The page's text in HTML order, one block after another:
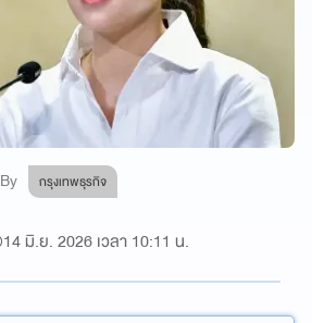
By กรุงเทพธุรกิจ
14 มิ.ย. 2026 เวลา 10:11 น.